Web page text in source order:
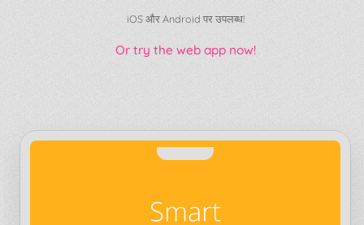
iOS और Android पर उपलब्ध!
Or try the web app now!